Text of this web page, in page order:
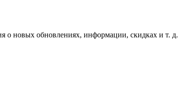
о новых обновлениях, информации, скидках и т. д.